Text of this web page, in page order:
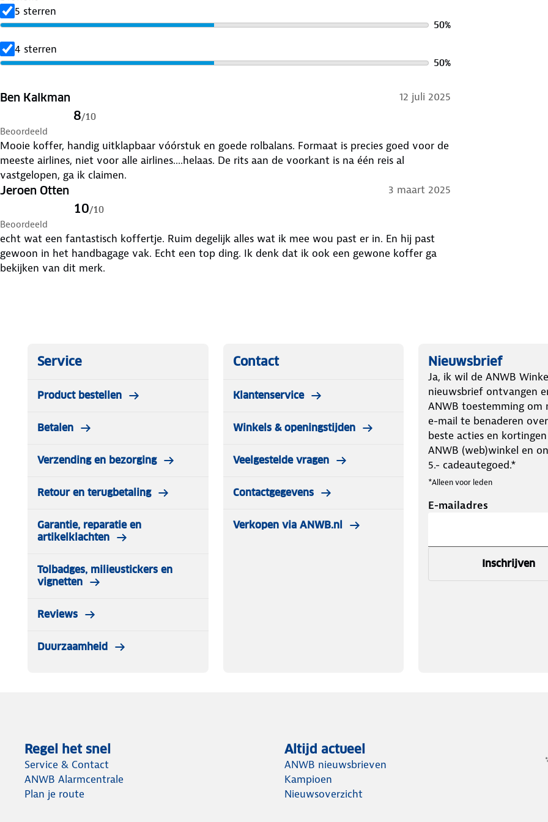
- Aluminium verstelbare trolleystang in 6 standen
- Stevige kwaliteitsritsen
- Voorvak met laptopcompartiment.
- Adreslabel
- Alle onderdelen geschroefd en makkelijk te vervangen
5 sterren
50%
4 sterren
50%
Ben Kalkman 12 juli 2025
8/10
Beoordeeld
Mooie koffer, handig uitklapbaar vóórstuk en goede rolbalans. Formaat is precies goed voor de
meeste airlines, niet voor alle airlines....helaas. De rits aan de voorkant is na één reis al
vastgelopen, ga ik claimen.
Jeroen Otten 3 maart 2025
10/10
Beoordeeld
echt wat een fantastisch koffertje. Ruim degelijk alles wat ik mee wou past er in. En hij past
gewoon in het handbagage vak. Echt een top ding. Ik denk dat ik ook een gewone koffer ga
bekijken van dit merk.
Service
Product bestellen
Betalen
Verzending en bezorging
Retour en terugbetaling
Garantie, reparatie en
artikelklachten
Tolbadges, milieustickers en
vignetten
Reviews
Duurzaamheid
Contact
Klantenservice
Winkels & openingstijden
Veelgestelde vragen
Contactgegevens
Verkopen via ANWB.nl
Nieuwsbrief
Ja, ik wil de ANWB
nieuwsbrief ontvangen
ANWB toestemming om
e-mail te benaderen
beste acties en
ANWB (web)winkel en
5.- cadeautegoed.*
*Alleen voor leden
E-mailadres
Inschrijven
Regel het snel
Service & Contact
ANWB Alarmcentrale
Plan je route
Altijd actueel
ANWB nieuwsbrieven
Kampioen
Nieuwsoverzicht